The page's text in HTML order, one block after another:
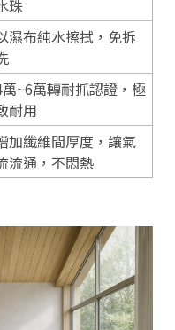
珠
濕布純水擦拭，免拆
~6萬轉耐抓認證，極
耐用
加纖維間厚度，讓氣
流通，不悶熱